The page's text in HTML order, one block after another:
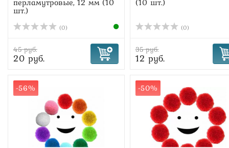
шт.)
(0)
45 руб.
20 руб.
(0)
35 руб.
12 руб.
-56% -50%